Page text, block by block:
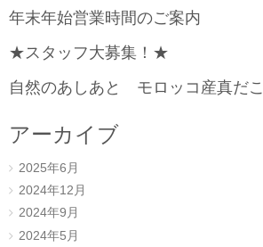
年末年始営業時間のご案内
★スタッフ大募集！★
自然のあしあと モロッコ産真だこ
アーカイブ
2025年6月
2024年12月
2024年9月
2024年5月